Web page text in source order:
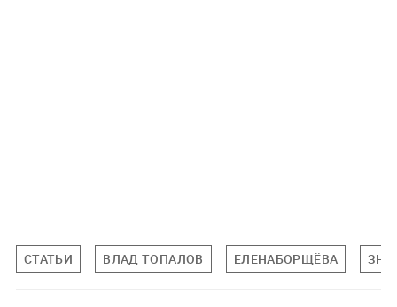
СТАТЬИ ВЛАД ТОПАЛОВ ЕЛЕНАБОРЩЁВА